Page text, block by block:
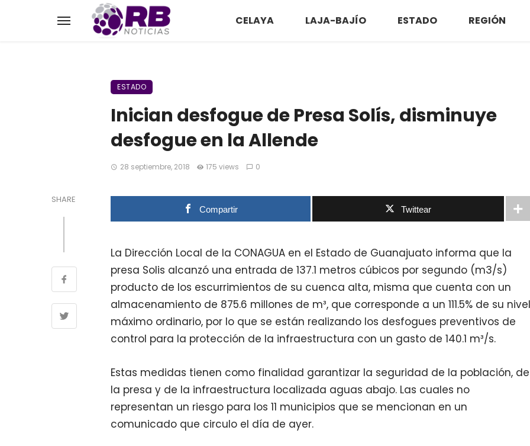
CELAYA LAJA-BAJÍO ESTADO REGIÓN
ESTADO
Inician desfogue de Presa Solís, disminuye
desfogue en la Allende
28 septiembre, 2018 175 views 0
SHARE
Compartir Twittear
La Dirección Local de la CONAGUA en el Estado de Guanajuato informa que la
presa Solis alcanzó una entrada de 137.1 metros cúbicos por segundo (m3/s)
producto de los escurrimientos de su cuenca alta, misma que cuenta con un
almacenamiento de 875.6 millones de m³, que corresponde a un 111.5% de su nivel
máximo ordinario, por lo que se están realizando los desfogues preventivos de
control para la protección de la infraestructura con un gasto de 140.1 m³/s.
Estas medidas tienen como finalidad garantizar la seguridad de la población, de
la presa y de la infraestructura localizada aguas abajo. Las cuales no
representan un riesgo para los 11 municipios que se mencionan en un
comunicado que circulo el día de ayer.